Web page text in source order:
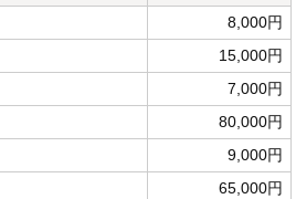
8,000円
15,000円
7,000円
80,000円
9,000円
65,000円